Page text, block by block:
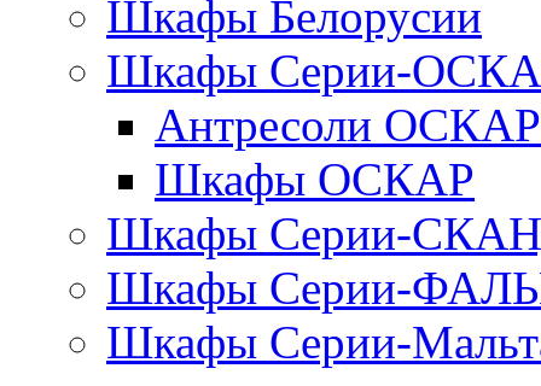
Шкафы Белорусии
Шкафы Серии-
Антресоли ОСКАР
Шкафы ОСКАР
Шкафы Серии-
Шкафы Серии-
Шкафы Серии-